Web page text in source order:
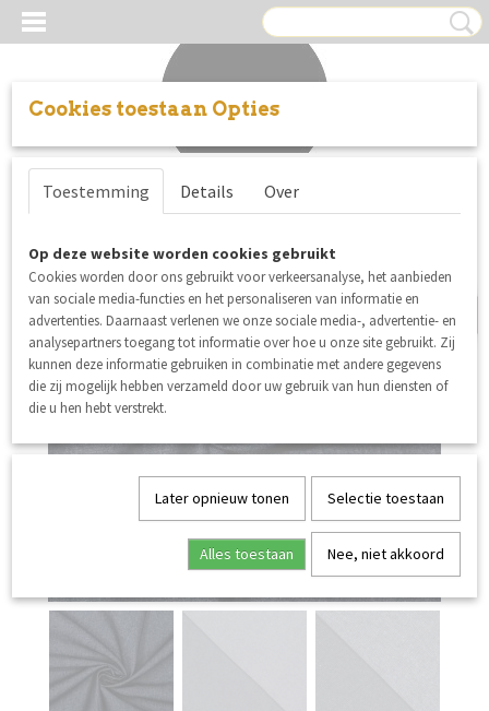
Inloggen Registreren
coupon
Cookies toestaan Opties
Toestemming Details Over
Op deze website worden cookies gebruikt
Cookies worden door ons gebruikt voor verkeersanalyse, het aanbieden
van sociale media-functies en het personaliseren van informatie en
advertenties. Daarnaast verlenen we onze sociale media-, advertentie- en
analysepartners toegang tot informatie over hoe u onze site gebruikt. Zij
kunnen deze informatie gebruiken in combinatie met andere gegevens
die zij mogelijk hebben verzameld door uw gebruik van hun diensten of
die u hen hebt verstrekt.
Later opnieuw tonen Selectie toestaan
Alles toestaan Nee, niet akkoord